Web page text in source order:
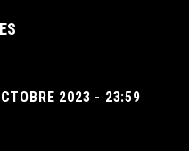
2023 - 23:59